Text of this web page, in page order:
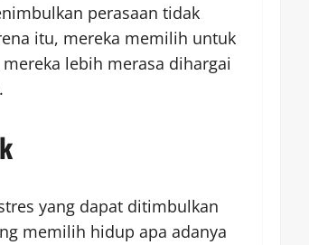
perasaan tidak
itu, mereka memilih untuk
lebih merasa dihargai
yang dapat ditimbulkan
memilih hidup apa adanya